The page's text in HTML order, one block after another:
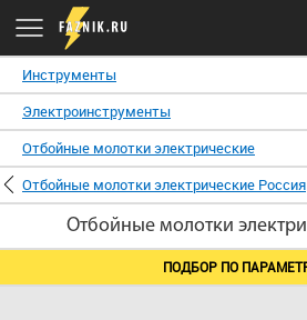
Инструменты
Электроинструменты
Отбойные молотки электрические
Отбойные молотки электрические Россия
Отбойные молотки
ПОДБОР ПО